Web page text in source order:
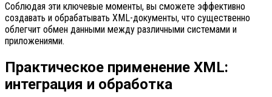
Соблюдая эти ключевые моменты, вы сможете эффективно
создавать и обрабатывать XML-документы, что существенно
облегчит обмен данными между различными системами и
приложениями.
Практическое применение XML:
интеграция и обработка